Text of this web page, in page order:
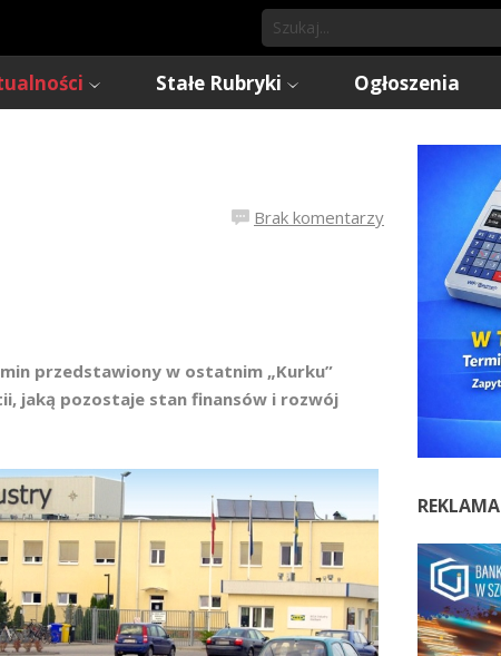
Stałe Rubryki Ogłoszenia
Brak komentarzy
przedstawiony w ostatnim „Kurku”
jaką pozostaje stan finansów i rozwój
REKLAMA